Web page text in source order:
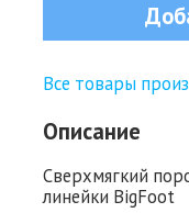
Все товары
Описание
Сверхмягкий
линейки BigFoot